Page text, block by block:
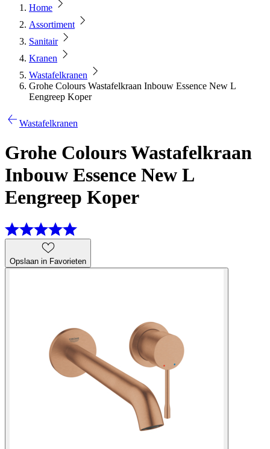
Home
Assortiment
Sanitair
Kranen
Wastafelkranen
Grohe Colours Wastafelkraan Inbouw Essence New L
Eengreep Koper
Wastafelkranen
Grohe Colours Wastafelkraan
Inbouw Essence New L
Eengreep Koper
Opslaan in Favorieten